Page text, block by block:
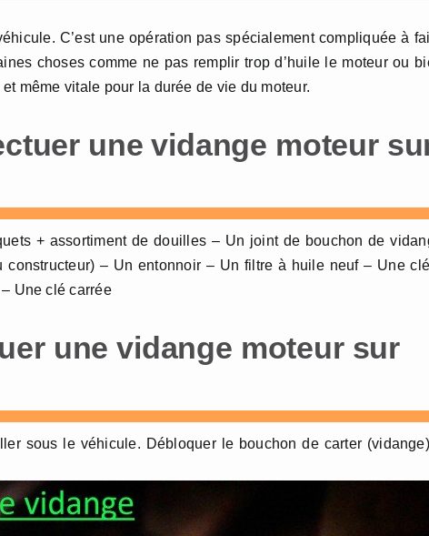
C’est une opération pas spécialement compliquée à
choses comme ne pas remplir trop d’huile le moteur ou
même vitale pour la durée de vie du moteur.
une vidange moteur
+ assortiment de douilles – Un joint de bouchon de
– Un entonnoir – Un filtre à huile neuf – Une
Une clé carrée
une vidange moteur sur
sous le véhicule. Débloquer le bouchon de carter